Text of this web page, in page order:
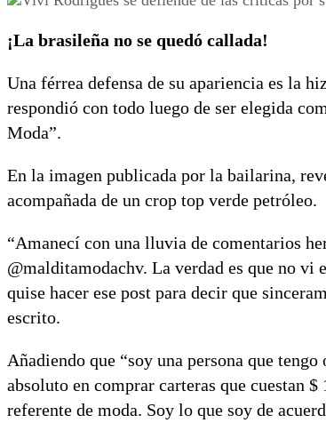
¡La brasileña no se quedó callada!
Una férrea defensa de su apariencia es la
respondió con todo luego de ser elegida
Moda”.
En la imagen publicada por la bailarina,
acompañada de un crop top verde petróleo.
“Amanecí con una lluvia de comentarios
@malditamodachv. La verdad es que no
quise hacer ese post para decir que
escrito.
Añadiendo que “soy una persona que
absoluto en comprar carteras que cuestan
referente de moda. Soy lo que soy de